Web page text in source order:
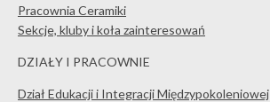
Pracownia Ceramiki
Sekcje, kluby i koła zainteresowań
DZIAŁY I PRACOWNIE
Dział Edukacji i Integracji Międzypokoleniowej